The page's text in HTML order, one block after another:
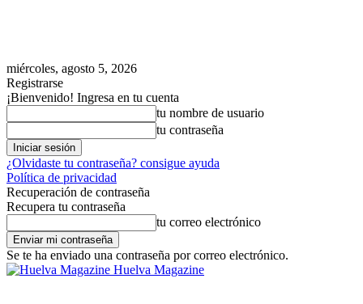
miércoles, agosto 5, 2026
Registrarse
¡Bienvenido! Ingresa en tu cuenta
tu nombre de usuario
tu contraseña
¿Olvidaste tu contraseña? consigue ayuda
Política de privacidad
Recuperación de contraseña
Recupera tu contraseña
tu correo electrónico
Se te ha enviado una contraseña por correo electrónico.
Huelva Magazine